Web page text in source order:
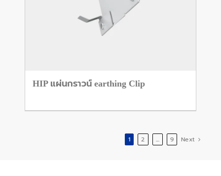
HIP แผ่นกราวน์ earthing Clip
1 2 … 9 Next